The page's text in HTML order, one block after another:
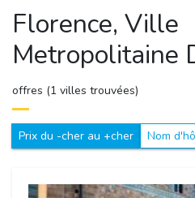
Florence, Ville
Metropolitaine
offres (1 villes trouvées)
Prix du -cher au +cher Nom